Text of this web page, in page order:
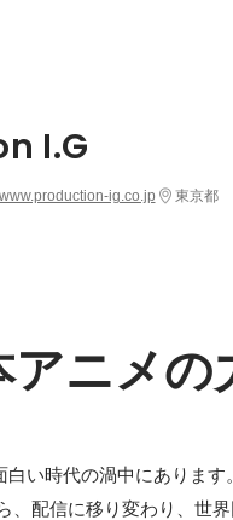
I.G
ig.co.jp 東京都
ニメの
い時代の渦中にあります。
、配信に移り変わり、世